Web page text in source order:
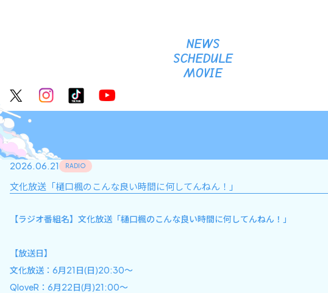
NEWS
SCHEDULE
MOVIE
2026.06.21 RADIO
文化放送「樋口楓のこんな良い時間に何してんねん！」
【ラジオ番組名】文化放送「樋口楓のこんな良い時間に何してんねん！」
【放送日】
文化放送：6月21日(日)20:30～
QloveR：6月22日(月)21:00～